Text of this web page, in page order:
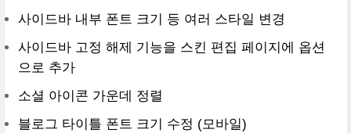
사이드바 내부 폰트 크기 등 여러 스타일 변경
사이드바 고정 해제 기능을 스킨 편집 페이지에 옵션
으로 추가
소셜 아이콘 가운데 정렬
블로그 타이틀 폰트 크기 수정 (모바일)